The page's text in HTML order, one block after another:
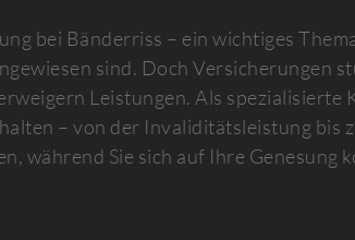
bei Bänderriss – ein wichtiges
sind. Doch Versicherungen
Leistungen. Als spezialisierte
– von der Invaliditätsleistung bis
während Sie sich auf Ihre Genesung